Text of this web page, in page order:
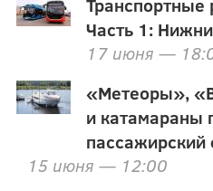
Часть 1:
17 июня —
«Метеоры»,
и катамараны
пассажирский
15 июня — 12:00